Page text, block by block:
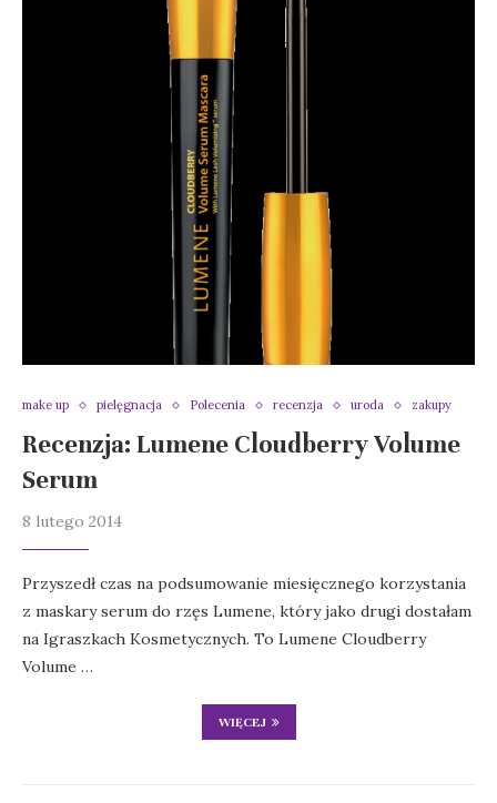
make up pielęgnacja Polecenia recenzja uroda zakupy
Recenzja: Lumene Cloudberry Volume
Serum
8 lutego 2014
Przyszedł czas na podsumowanie miesięcznego korzystania
z maskary serum do rzęs Lumene, który jako drugi dostałam
na Igraszkach Kosmetycznych. To Lumene Cloudberry
Volume …
WIĘCEJ